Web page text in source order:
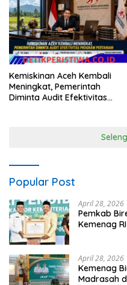
Kemiskinan Aceh Kembali
Meningkat, Pemerintah
Diminta Audit Efektivitas
Popular Post
April 28, 2026
Pemkab
Kemenag
April 28, 2026
Kemenag
Madrasah